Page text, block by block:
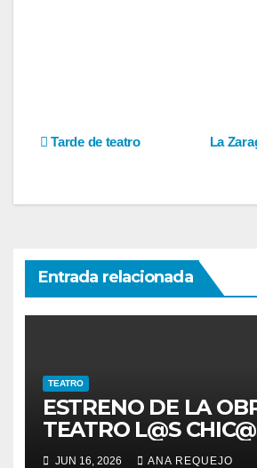
Navegación
La
Tarde de teatro
Entrada relacionada
TEATRO
ESTRENO DE LA
TEATRO L@S
CORO
JUN 16, 2026 ANA REQUEJO